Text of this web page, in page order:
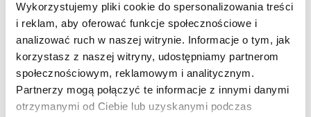
Wykorzystujemy pliki cookie do spersonalizowania treści
i reklam, aby oferować funkcje społecznościowe i
analizować ruch w naszej witrynie. Informacje o tym, jak
korzystasz z naszej witryny, udostępniamy partnerom
społecznościowym, reklamowym i analitycznym.
Partnerzy mogą połączyć te informacje z innymi danymi
otrzymanymi od Ciebie lub uzyskanymi podczas
biżuteryjnym na każdą okazję.
LUXOS Arts — Najczęściej zadawane
pytania (Q&A)
Czym zajmuje się LUXOS Arts?